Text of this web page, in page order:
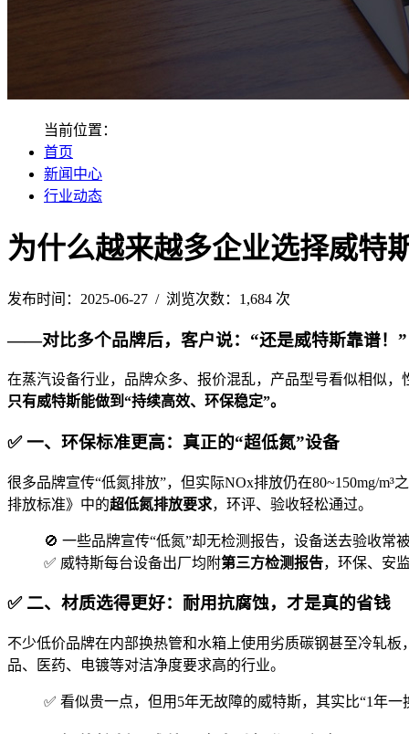
当前位置：
首页
新闻中心
行业动态
为什么越来越多企业选择威特
发布时间：2025-06-27 / 浏览次数：1,684 次
——对比多个品牌后，客户说：“还是威特斯靠谱！”
在蒸汽设备行业，品牌众多、报价混乱，产品型号看似相似
只有威特斯能做到“持续高效、环保稳定”。
✅ 一、环保标准更高：真正的“超低氮”设备
很多品牌宣传“低氮排放”，但实际NOx排放仍在80~150mg/
排放标准》中的超低氮排放要求，环评、验收轻松通过。
🚫 一些品牌宣传“低氮”却无检测报告，设备送去验收常
✅ 威特斯每台设备出厂均附第三方检测报告，环保、安
✅ 二、材质选得更好：耐用抗腐蚀，才是真的省钱
不少低价品牌在内部换热管和水箱上使用劣质碳钢甚至冷轧
品、医药、电镀等对洁净度要求高的行业。
✅ 看似贵一点，但用5年无故障的威特斯，其实比“1年一